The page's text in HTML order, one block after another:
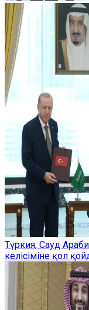
Түркия, Сауд
келісіміне қол